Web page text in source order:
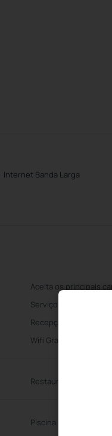
Internet Banda Larga
Aceita os principais
Serviço de limpeza
Recepção 24 horas
Wifi Gratuito
Restaurante
Piscina Exterior